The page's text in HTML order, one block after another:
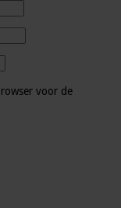
voor de